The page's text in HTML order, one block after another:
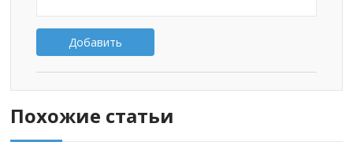
Добавить
Похожие статьи